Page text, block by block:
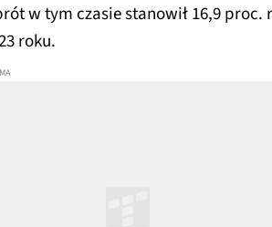
w tym czasie stanowił 16,9 proc.
roku.